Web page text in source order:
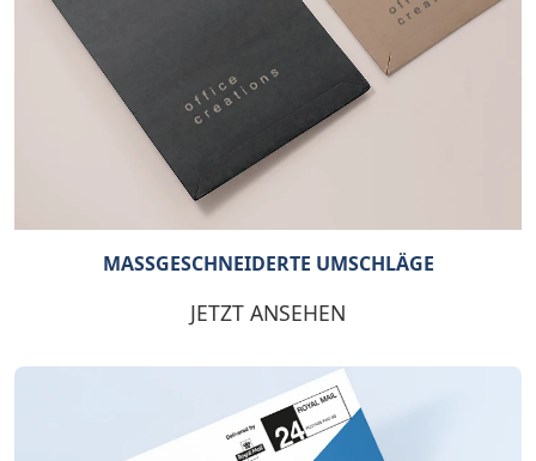
MASSGESCHNEIDERTE UMSCHLÄGE
JETZT ANSEHEN